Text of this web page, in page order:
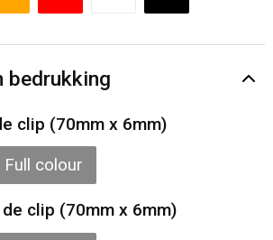
en Mutsen
bedrukking
clip (70mm x 6mm)
Full colour
clip (70mm x 6mm)